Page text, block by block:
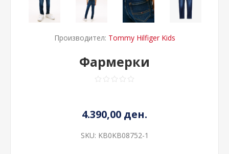
Производител: Tommy Hilfiger Kids
Фармерки
4.390,00 ден.
SKU: KB0KB08752-1